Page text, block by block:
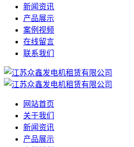
新闻资讯
产品展示
案例视频
在线留言
联系我们
网站首页
关于我们
新闻资讯
产品展示